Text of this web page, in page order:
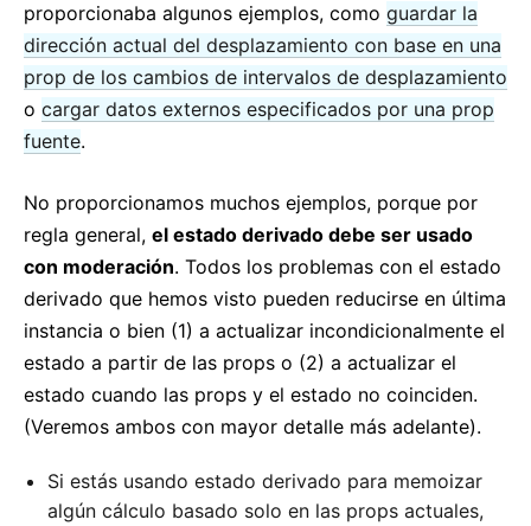
proporcionaba algunos ejemplos, como guardar la
dirección actual del desplazamiento con base en una
prop de los cambios de intervalos de desplazamiento
o cargar datos externos especificados por una prop
fuente.
No proporcionamos muchos ejemplos, porque por
regla general, el estado derivado debe ser usado
con moderación. Todos los problemas con el estado
derivado que hemos visto pueden reducirse en última
instancia o bien (1) a actualizar incondicionalmente el
estado a partir de las props o (2) a actualizar el
estado cuando las props y el estado no coinciden.
(Veremos ambos con mayor detalle más adelante).
Si estás usando estado derivado para memoizar
algún cálculo basado solo en las props actuales,